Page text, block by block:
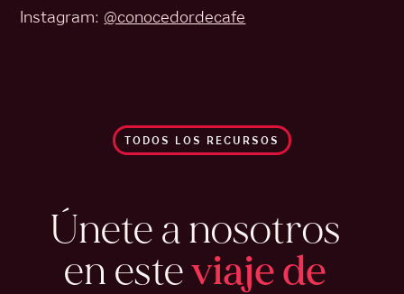
Instagram: @conocedordecafe
TODOS LOS RECURSOS
Únete a nosotros
en esteviaje de